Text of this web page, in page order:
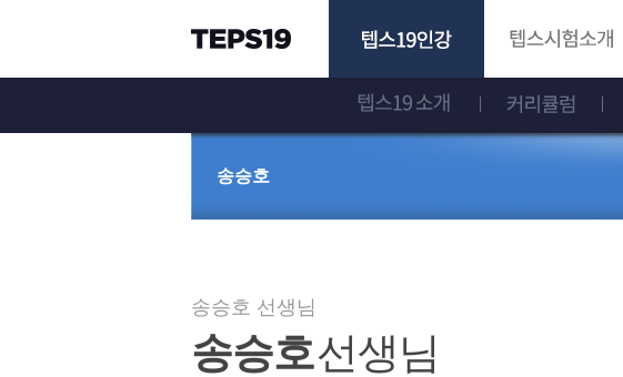
생
상
세
송승호
송승호 선생님
송승호선생님